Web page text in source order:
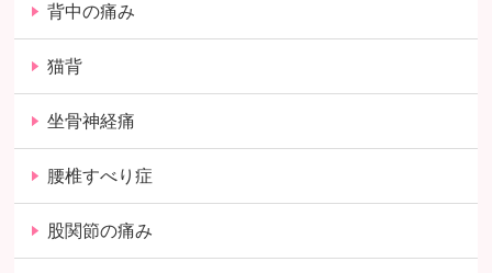
背中の痛み
猫背
坐骨神経痛
腰椎すべり症
股関節の痛み